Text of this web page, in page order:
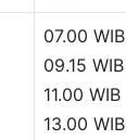
07.00 WIB
09.15 WIB
11.00 WIB
13.00 WIB